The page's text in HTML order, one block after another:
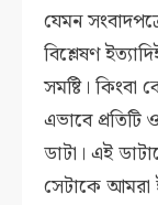
যেমন
বিশ্লেষণ
সমষ্টি। কিংবা
এভাবে প্রতিটি
ডাটা। এই
সেটাকে আমরা